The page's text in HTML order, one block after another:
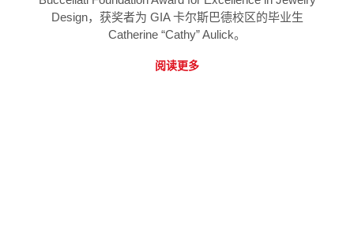
Design，获奖者为 GIA 卡尔斯巴德校区的毕业生
Catherine “Cathy” Aulick。
阅读更多